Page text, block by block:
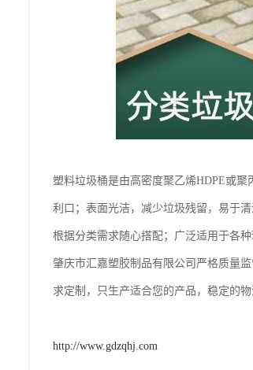
塑料垃圾桶是由高密度聚乙烯HDPE或
利口；表面光洁，减少垃圾残留，易于
根据分类需求随心搭配；广泛适用于各
肇庆市汇嘉塑胶制品有限公司严格质量
求定制，只生产适合您的产品，稳定的
http://www.gdzqhj.com